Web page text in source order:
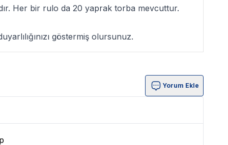
Her bir rulo da 20 yaprak torba mevcuttur.
göstermiş olursunuz.
Yorum Ekle